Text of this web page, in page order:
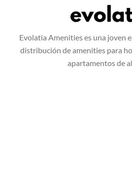
Evolatia Amenities es una joven
distribución de amenities para
apartamentos de